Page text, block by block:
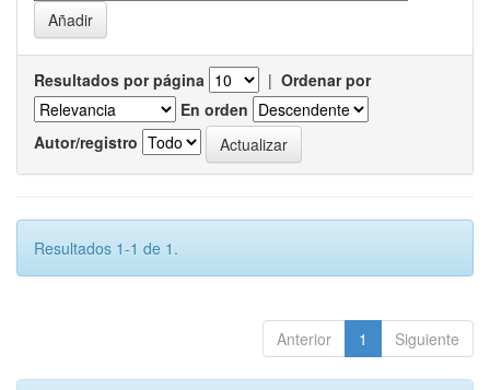
Resultados por página | Ordenar por
En orden
Autor/registro
Resultados 1-1 de 1.
Anterior 1 Siguiente